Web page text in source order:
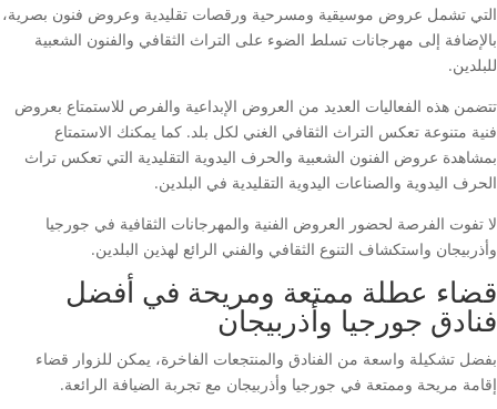
التي تشمل عروض موسيقية ومسرحية ورقصات تقليدية وعروض فنون بصرية،
بالإضافة إلى مهرجانات تسلط الضوء على التراث الثقافي والفنون الشعبية
للبلدين.
تتضمن هذه الفعاليات العديد من العروض الإبداعية والفرص للاستمتاع بعروض
فنية متنوعة تعكس التراث الثقافي الغني لكل بلد. كما يمكنك الاستمتاع
بمشاهدة عروض الفنون الشعبية والحرف اليدوية التقليدية التي تعكس تراث
الحرف اليدوية والصناعات اليدوية التقليدية في البلدين.
لا تفوت الفرصة لحضور العروض الفنية والمهرجانات الثقافية في جورجيا
وأذربيجان واستكشاف التنوع الثقافي والفني الرائع لهذين البلدين.
قضاء عطلة ممتعة ومريحة في أفضل
فنادق جورجيا وأذربيجان
بفضل تشكيلة واسعة من الفنادق والمنتجعات الفاخرة، يمكن للزوار قضاء
إقامة مريحة وممتعة في جورجيا وأذربيجان مع تجربة الضيافة الرائعة.